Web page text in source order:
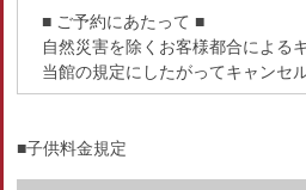
■ ご予約にあたって ■
自然災害を除くお客様都合による
当館の規定にしたがってキャンセ
■子供料金規定